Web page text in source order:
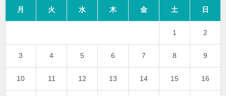
月 火 水 木 金 土 日
1 2
3 4 5 6 7 8 9
10 11 12 13 14 15 16